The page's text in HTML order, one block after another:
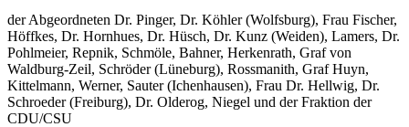
der Abgeordneten Dr. Pinger, Dr. Köhler (Wolfsburg), Frau Fischer,
Höffkes, Dr. Hornhues, Dr. Hüsch, Dr. Kunz (Weiden), Lamers, Dr.
Pohlmeier, Repnik, Schmöle, Bahner, Herkenrath, Graf von
Waldburg-Zeil, Schröder (Lüneburg), Rossmanith, Graf Huyn,
Kittelmann, Werner, Sauter (Ichenhausen), Frau Dr. Hellwig, Dr.
Schroeder (Freiburg), Dr. Olderog, Niegel und der Fraktion der
CDU/CSU